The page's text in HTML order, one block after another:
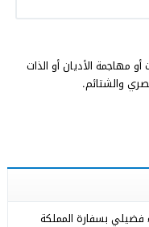
مهاجمة الأديان أو الذات
والشتائم.
فضيلي بسفارة المملكة